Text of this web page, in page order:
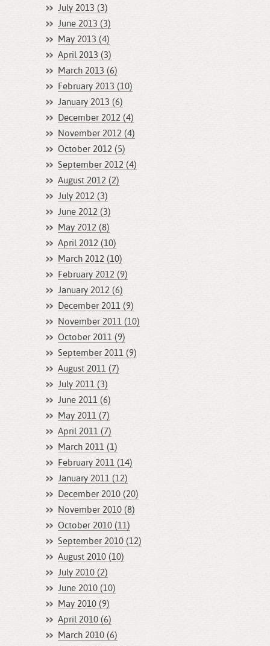
July 2013 (3)
June 2013 (3)
May 2013 (4)
April 2013 (3)
March 2013 (6)
February 2013 (10)
January 2013 (6)
December 2012 (4)
November 2012 (4)
October 2012 (5)
September 2012 (4)
August 2012 (2)
July 2012 (3)
June 2012 (3)
May 2012 (8)
April 2012 (10)
March 2012 (10)
February 2012 (9)
January 2012 (6)
December 2011 (9)
November 2011 (10)
October 2011 (9)
September 2011 (9)
August 2011 (7)
July 2011 (3)
June 2011 (6)
May 2011 (7)
April 2011 (7)
March 2011 (1)
February 2011 (14)
January 2011 (12)
December 2010 (20)
November 2010 (8)
October 2010 (11)
September 2010 (12)
August 2010 (10)
July 2010 (2)
June 2010 (10)
May 2010 (9)
April 2010 (6)
March 2010 (6)